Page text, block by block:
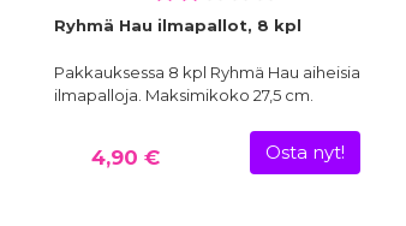
Ryhmä Hau ilmapallot, 8 kpl
Pakkauksessa 8 kpl Ryhmä Hau aiheisia
ilmapalloja. Maksimikoko 27,5 cm.
4,90 € Osta nyt!